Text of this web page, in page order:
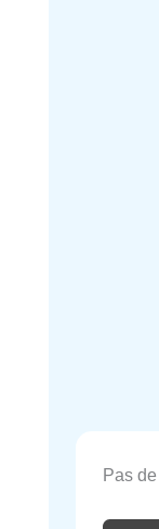
Pas